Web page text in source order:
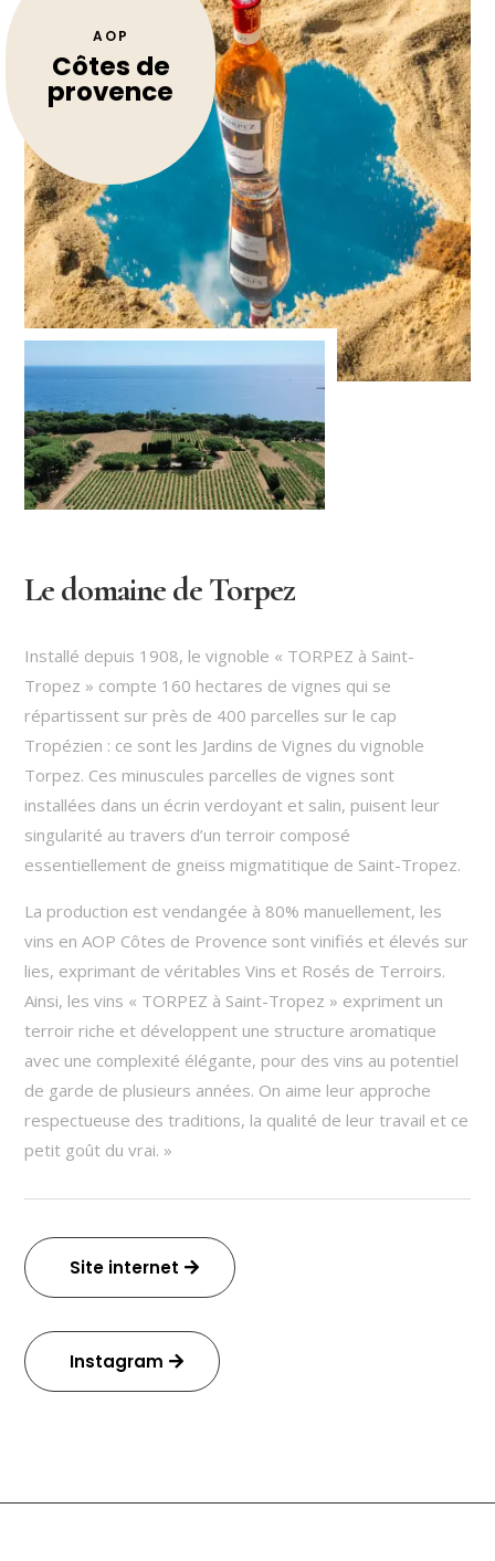
AOP
Côtes de
provence
Le domaine de Torpez
Installé depuis 1908, le vignoble « TORPEZ à Saint-
Tropez » compte 160 hectares de vignes qui se
répartissent sur près de 400 parcelles sur le cap
Tropézien : ce sont les Jardins de Vignes du vignoble
Torpez. Ces minuscules parcelles de vignes sont
installées dans un écrin verdoyant et salin, puisent leur
singularité au travers d’un terroir composé
essentiellement de gneiss migmatitique de Saint-Tropez.
La production est vendangée à 80% manuellement, les
vins en AOP Côtes de Provence sont vinifiés et élevés sur
lies, exprimant de véritables Vins et Rosés de Terroirs.
Ainsi, les vins « TORPEZ à Saint-Tropez » expriment un
terroir riche et développent une structure aromatique
avec une complexité élégante, pour des vins au potentiel
de garde de plusieurs années. On aime leur approche
respectueuse des traditions, la qualité de leur travail et ce
petit goût du vrai. »
Site internet
Instagram